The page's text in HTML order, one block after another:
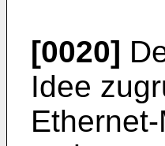
[0020]
Idee